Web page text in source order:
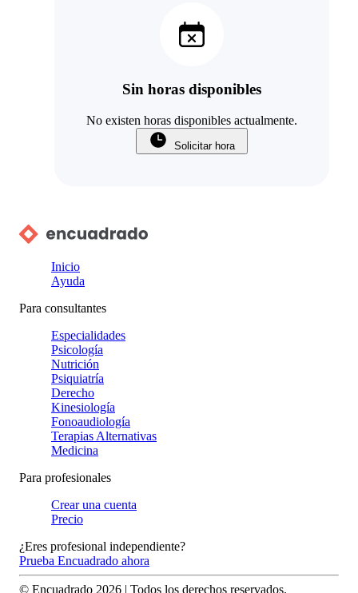
Sin horas disponibles
No existen horas disponibles actualmente.
Solicitar hora
Inicio
Ayuda
Para consultantes
Especialidades
Psicología
Nutrición
Psiquiatría
Derecho
Kinesiología
Fonoaudiología
Terapias Alternativas
Medicina
Para profesionales
Crear una cuenta
Precio
¿Eres profesional independiente?
Prueba Encuadrado ahora
© Encuadrado 2026 | Todos los derechos reservados.